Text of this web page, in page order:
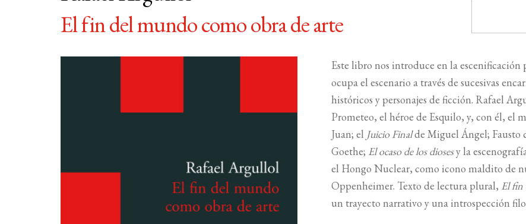
El fin del mundo como obra de arte
Este libro nos introduce en la
ocupa el escenario a través de sucesivas
históricos y personajes de ficción. Rafael
Prometeo, el héroe de Esquilo, y, con él, el
Juan; el Juicio Finalde Miguel Ángel; Fausto
Goethe; El ocaso de los diosesy la
el Hongo Nuclear, como icono maldito de
Oppenheimer. Texto de lectura plural, El fin
un trayecto narrativo y una introspección